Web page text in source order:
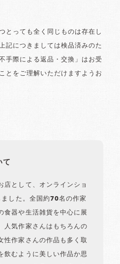
とっても全く同じものは存在し
記につきましては検品済みのた
手際による返品・交換」はお受
とをご理解いただけますようお
て
店として、オンラインショ
した。全国約70名の作家
食器や生活雑貨を中心に展
人気作家さんはもちろんの
性作家さんの作品も多く取
飲むように美しい作品か思